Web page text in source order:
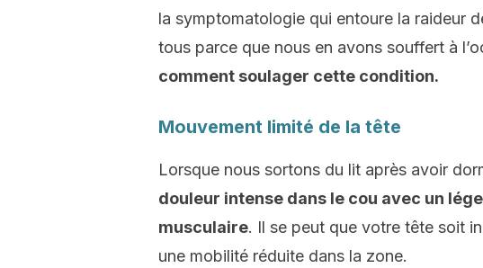
la symptomatologie qui entoure la raideur
tous parce que nous en avons souffert à
comment soulager cette condition.
Mouvement limité de la tête
Lorsque nous sortons du lit après avoir
douleur intense dans le cou avec un
musculaire. Il se peut que votre tête soit
une mobilité réduite dans la zone.